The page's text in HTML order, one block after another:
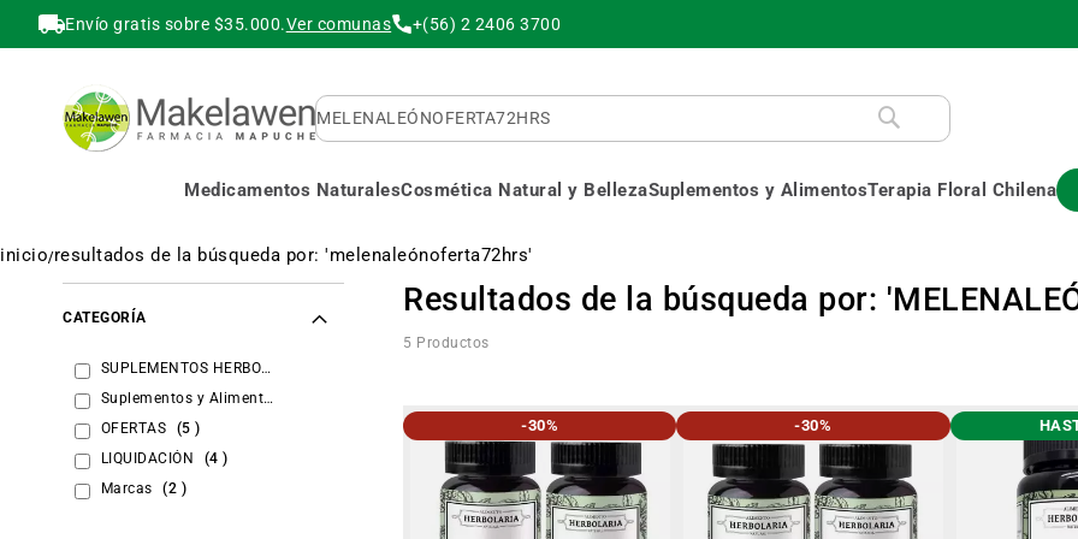
Envío gratis sobre $35.000.Ver comunas +(56) 2 2406 3700
Buscar
Medicamentos NaturalesCosmética Natural y BellezaSuplementos y AlimentosTerapia Floral Chilena
inicio resultados de la búsqueda por: 'melenaleónoferta72hrs'
Resultados de la búsqueda por:
5 Productos
-30% -30%
CATEGORÍA
SUPLEMENTOS HERBOLARIA
Suplementos y Alimentos
OFERTAS
5 items
LIQUIDACIÓN
4 items
Marcas
2 items